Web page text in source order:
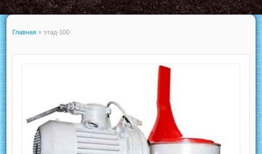
Главная » этад-100